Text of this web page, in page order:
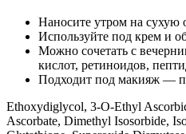
Наносите утром на
Используйте под крем и
Можно сочетать с
кислот, ретиноидов,
Подходит под макияж —
Ethoxydiglycol, 3-O-Ethyl
Ascorbate, Dimethyl Isosorbide,